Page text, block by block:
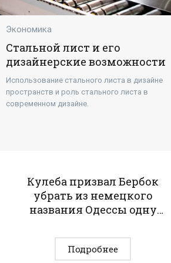
Экономика
Стальной лист и его
дизайнерские возможности
Использование стального листа в дизайне
пространств и роль стального листа в
современном дизайне.
Кулеба призвал Бербок
убрать из немецкого
названия Одессы одну
Подробнее